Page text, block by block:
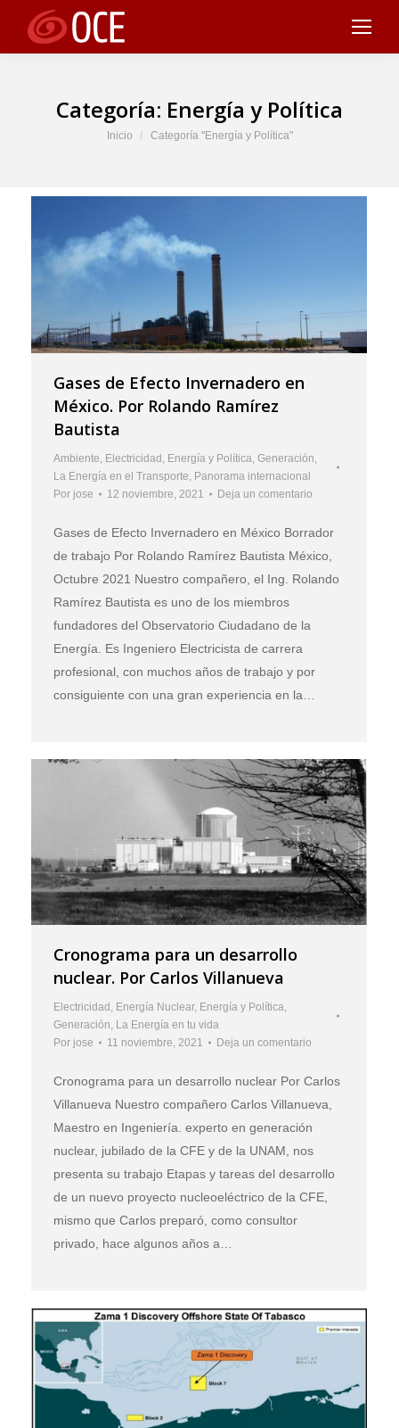
Categoría: Energía y Política
Estás aquí:
Inicio Categoría "Energía y Política"
Gases de Efecto Invernadero en
México. Por Rolando Ramírez
Bautista
Ambiente, Electricidad , Energía y Política, Generación,
La Energía en el Transporte, Panorama internacional
Por jose 12 noviembre, 2021 Deja un comentario
Gases de Efecto Invernadero en México Borrador
de trabajo Por Rolando Ramírez Bautista México,
Octubre 2021 Nuestro compañero, el Ing. Rolando
Ramírez Bautista es uno de los miembros
fundadores del Observatorio Ciudadano de la
Energía. Es Ingeniero Electricista de carrera
profesional, con muchos años de trabajo y por
consiguiente con una gran experiencia en la…
Cronograma para un desarrollo
nuclear. Por Carlos Villanueva
Electricidad Energía Nuclear, Energía y Política
Generación La Energía en tu vida
Por jose 11 noviembre, 2021 Deja un comentario
Cronograma para un desarrollo nuclear Por Carlos
Villanueva Nuestro compañero Carlos Villanueva,
Maestro en Ingeniería. experto en generación
nuclear, jubilado de la CFE y de la UNAM, nos
presenta su trabajo Etapas y tareas del desarrollo
de un nuevo proyecto nucleoeléctrico de la CFE,
mismo que Carlos preparó, como consultor
privado, hace algunos años a…